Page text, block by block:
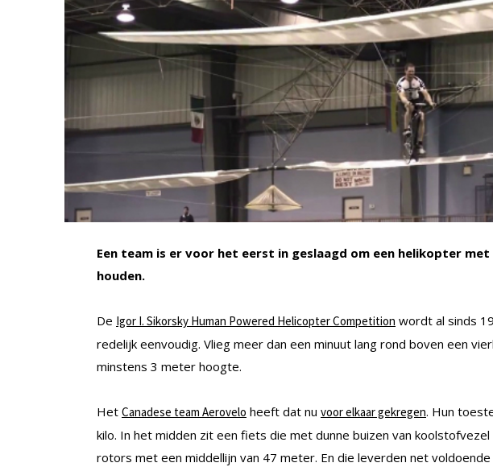
Een team is er voor het eerst in geslaagd om een helikopter met
houden.
De Igor I. Sikorsky Human Powered Helicopter Competition wordt al sinds
redelijk eenvoudig. Vlieg meer dan een minuut lang rond boven een
minstens 3 meter hoogte.
Het Canadese team Aerovelo heeft dat nu voor elkaar gekregen. Hun
kilo. In het midden zit een fiets die met dunne buizen van
rotors met een middellijn van 47 meter. En die leverden net